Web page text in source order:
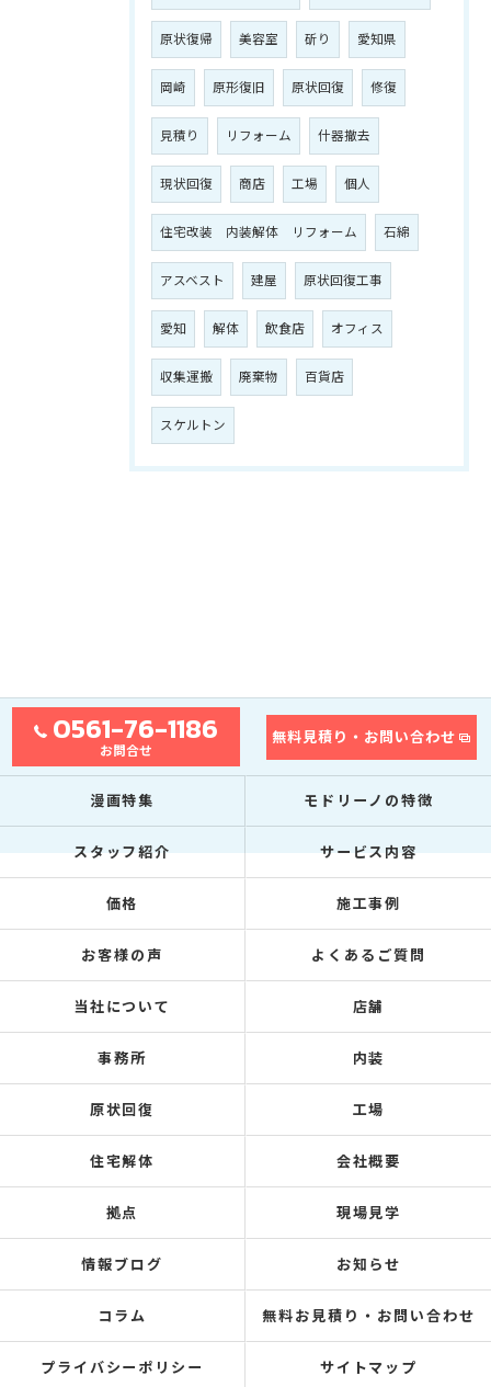
原状復帰 美容室 斫り 愛知県
岡崎 原形復旧 原状回復 修復
見積り リフォーム 什器撤去
現状回復 商店 工場 個人
住宅改装 内装解体 リフォーム 石綿
アスベスト 建屋 原状回復工事
愛知 解体 飲食店 オフィス
収集運搬 廃棄物 百貨店
スケルトン
0561-76-1186
お問合せ
無料見積り・お問い合わせ
漫画特集 モドリーノの特徴
スタッフ紹介 サービス内容
価格 施工事例
お客様の声 よくあるご質問
当社について 店舗
事務所 内装
原状回復 工場
住宅解体 会社概要
拠点 現場見学
情報ブログ お知らせ
コラム 無料お見積り・お問い合わせ
プライバシーポリシー サイトマップ